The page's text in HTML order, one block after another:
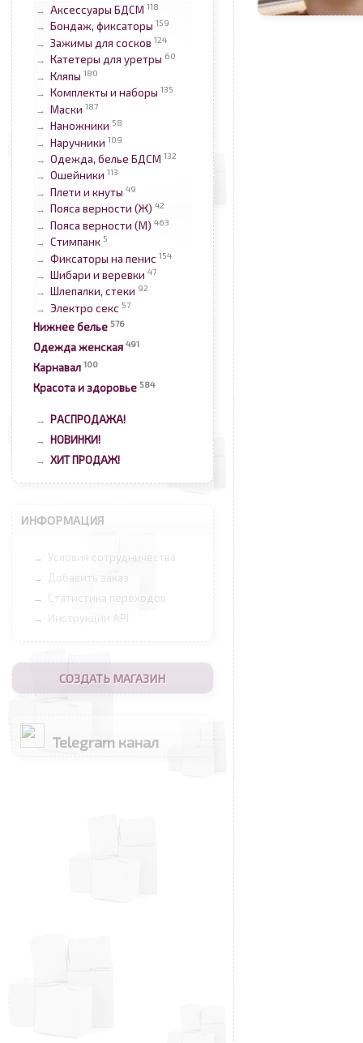
→ Аксессуары БДСМ 118
→ Бондаж, фиксаторы 159
→ Зажимы для сосков 124
→ Катетеры для уретры 60
→ Кляпы 180
→ Комплекты и наборы 135
→ Маски 187
→ Наножники 58
→ Наручники 109
→ Одежда, белье БДСМ 132
→ Ошейники 113
→ Плети и кнуты 49
→ Пояса верности (Ж) 42
→ Пояса верности (М) 463
→ Стимпанк 5
→ Фиксаторы на пенис 154
→ Шибари и веревки 47
→ Шлепалки, стеки 92
→ Электро секс 57
Нижнее белье 576
Одежда женская 491
Карнавал 100
Красота и здоровье 584
→ РАСПРОДАЖА!
→ НОВИНКИ!
→ ХИТ ПРОДАЖ!
ИНФОРМАЦИЯ
→ Условия сотрудничества
→ Добавить заказ
→ Статистика переходов
→ Инструкции API
СОЗДАТЬ МАГАЗИН
Telegram канал